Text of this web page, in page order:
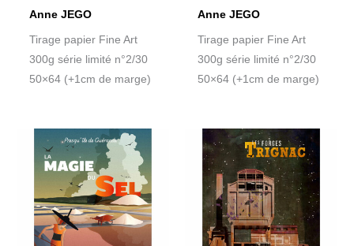
Anne JEGO
Tirage papier Fine Art
300g série limité n°2/30
50×64 (+1cm de marge)
Anne JEGO
Tirage papier Fine Art
300g série limité n°2/30
50×64 (+1cm de marge)